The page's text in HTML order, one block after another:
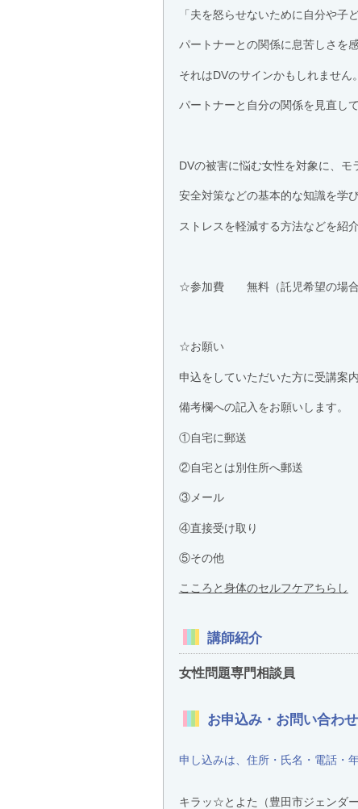
「夫を怒らせないために自分や子
パートナーとの関係に息苦しさを
それはDVのサインかもしれません。
パートナーと自分の関係を見直し
DVの被害に悩む女性を対象に、
安全対策などの基本的な知識を学
ストレスを軽減する方法などを紹介
☆参加費 無料（託児希望の場合
☆お願い
申込をしていただいた方に受講案
備考欄への記入をお願いします。
①自宅に郵送
②自宅とは別住所へ郵送
③メール
④直接受け取り
⑤その他
こころと身体のセルフケアちらし
講師紹介
女性問題専門相談員
お申込み・お問い合わせ
申し込みは、住所・氏名・電話・
キラッ☆とよた（豊田市ジェンダ